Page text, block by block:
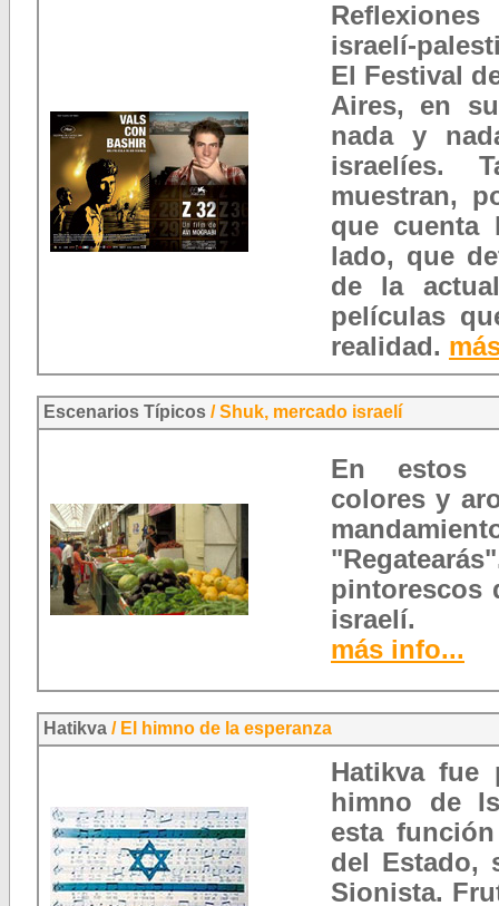
israelí-
El Festival
Aires, en
nada y
israelíes.
muestran,
que
lado, que
de la
películas
realidad.
Escenarios Típicos /Shuk, mercado israelí
En estos
colores y
pintorescos
israelí.
más info...
Hatikva / El himno de la esperanza
Hatikva fue
himno de
esta
del Estado,
Sionista.